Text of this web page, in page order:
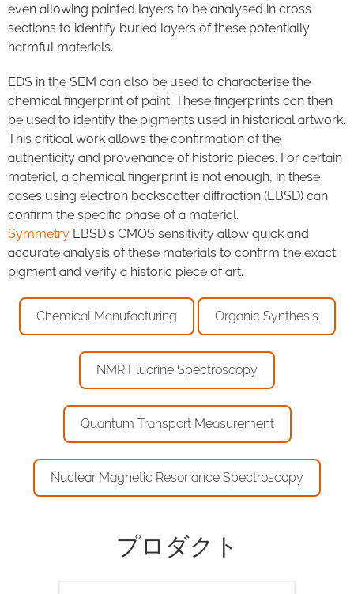
even allowing painted layers to be analysed in cross
sections to identify buried layers of these potentially
harmful materials.
EDS in the SEM can also be used to characterise the
chemical fingerprint of paint. These fingerprints can then
be used to identify the pigments used in historical artwork.
This critical work allows the confirmation of the
authenticity and provenance of historic pieces. For certain
material, a chemical fingerprint is not enough, in these
cases using electron backscatter diffraction (EBSD) can
confirm the specific phase of a material.
Symmetry EBSD’s CMOS sensitivity allow quick and
accurate analysis of these materials to confirm the exact
pigment and verify a historic piece of art.
Chemical Manufacturing Organic Synthesis
NMR Fluorine Spectroscopy
Quantum Transport Measurement
Nuclear Magnetic Resonance Spectroscopy
プロダクト